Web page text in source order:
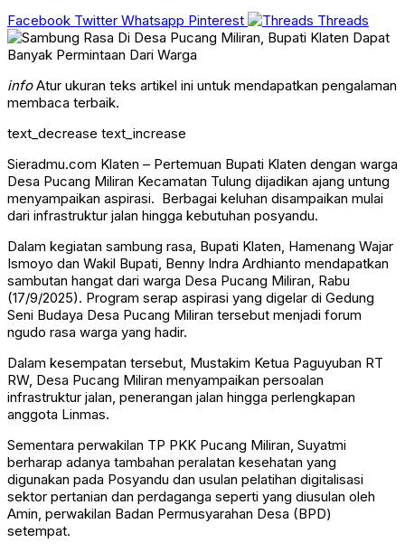
Facebook Twitter Whatsapp Pinterest Threads
infoAtur ukuran teks artikel ini untuk mendapatkan pengalaman
membaca terbaik.
text_decrease text_increase
Sieradmu.com Klaten – Pertemuan Bupati Klaten dengan warga
Desa Pucang Miliran Kecamatan Tulung dijadikan ajang untung
menyampaikan aspirasi. Berbagai keluhan disampaikan mulai
dari infrastruktur jalan hingga kebutuhan posyandu.
Dalam kegiatan sambung rasa, Bupati Klaten, Hamenang Wajar
Ismoyo dan Wakil Bupati, Benny Indra Ardhianto mendapatkan
sambutan hangat dari warga Desa Pucang Miliran, Rabu
(17/9/2025). Program serap aspirasi yang digelar di Gedung
Seni Budaya Desa Pucang Miliran tersebut menjadi forum
ngudo rasa warga yang hadir.
Dalam kesempatan tersebut, Mustakim Ketua Paguyuban RT
RW, Desa Pucang Miliran menyampaikan persoalan
infrastruktur jalan, penerangan jalan hingga perlengkapan
anggota Linmas.
Sementara perwakilan TP PKK Pucang Miliran, Suyatmi
berharap adanya tambahan peralatan kesehatan yang
digunakan pada Posyandu dan usulan pelatihan digitalisasi
sektor pertanian dan perdaganga seperti yang diusulan oleh
Amin, perwakilan Badan Permusyarahan Desa (BPD)
setempat.